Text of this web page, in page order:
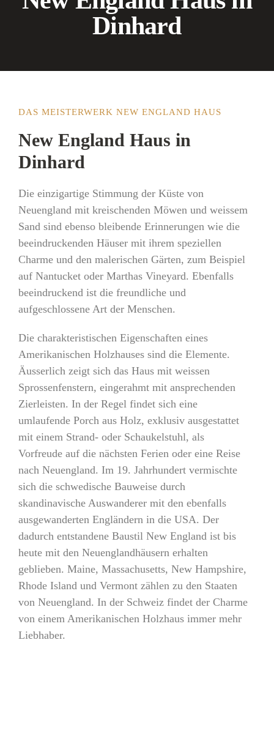
Dinhard
DAS MEISTERWERK NEW ENGLAND HAUS
New England Haus in
Dinhard
Die einzigartige Stimmung der Küste von
Neuengland mit kreischenden Möwen und weissem
Sand sind ebenso bleibende Erinnerungen wie die
beeindruckenden Häuser mit ihrem speziellen
Charme und den malerischen Gärten, zum Beispiel
auf Nantucket oder Marthas Vineyard. Ebenfalls
beeindruckend ist die freundliche und
aufgeschlossene Art der Menschen.
Die charakteristischen Eigenschaften eines
Amerika­nischen Holzhauses sind die Elemente.
Äusserlich zeigt sich das Haus mit weissen
Sprossenfenstern, eingerahmt mit ansprechenden
Zierleisten. In der Regel findet sich eine
umlaufende Porch aus Holz, exklusiv ausgestattet
mit einem Strand- oder Schaukelstuhl, als
Vorfreude auf die nächsten Ferien oder eine Reise
nach Neuengland. Im 19. Jahrhundert vermischte
sich die schwedische Bauweise durch
skandinavische Auswanderer mit den ebenfalls
ausgewanderten Engländern in die USA. Der
dadurch entstandene Baustil New England ist bis
heute mit den Neuenglandhäusern erhalten
geblieben. Maine, Massachusetts, New Hampshire,
Rhode Island und Vermont zählen zu den Staaten
von Neuengland. In der Schweiz findet der Charme
von einem Amerikanischen Holzhaus immer mehr
Liebhaber.